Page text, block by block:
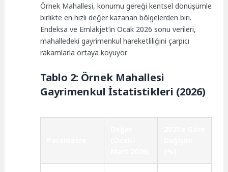
Örnek Mahallesi, konumu gereği kentsel dönüşümle
birlikte en hızlı değer kazanan bölgelerden biri.
Endeksa ve Emlakjet’in Ocak 2026 sonu verileri,
mahalledeki gayrimenkul hareketliliğini çarpıcı
rakamlarla ortaya koyuyor.
Tablo 2: Örnek Mahallesi
Gayrimenkul İstatistikleri (2026)